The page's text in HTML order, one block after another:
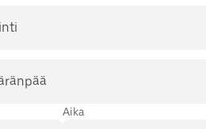
Aika